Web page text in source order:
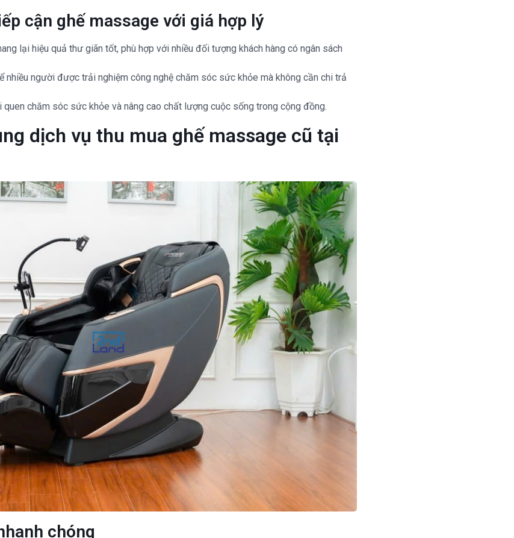
cận ghế massage với giá hợp lý
lại hiệu quả thư giãn tốt, phù hợp với nhiều đối tượng khách hàng có ngân sách
nhiều người được trải nghiệm công nghệ chăm sóc sức khỏe mà không cần chi trả
chăm sóc sức khỏe và nâng cao chất lượng cuộc sống trong cộng đồng.
dịch vụ thu mua ghế massage cũ tại
chóng